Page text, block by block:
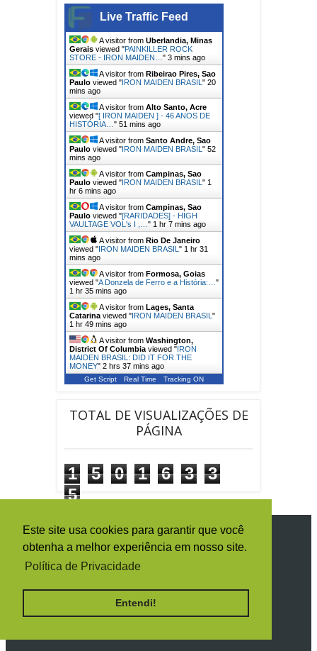
Este site usa cookies para garantir que você
obtenha a melhor experiência em nosso site.
Política de Privacidade
Entendi!
Live Traffic Feed
A visitor from Uberlandia, Minas
Gerais viewed "PAINKILLER ROCK
STORE - IRON MAIDEN… " 3 mins ago
A visitor from Ribeirao Pires, Sao
Paulo viewed "IRON MAIDEN BRASIL " 20
mins ago
A visitor from Alto Santo, Acre
viewed "[ IRON MAIDEN ] - 46 ANOS DE
HISTÓRIA… " 51 mins ago
A visitor from Santo Andre, Sao
Paulo viewed "IRON MAIDEN BRASIL " 52
mins ago
A visitor from Campinas, Sao
Paulo viewed "IRON MAIDEN BRASIL " 1
hr 6 mins ago
A visitor from Campinas, Sao
Paulo viewed "[RARIDADES] - HIGH
VAULTAGE VOL's I ,… " 1 hr 7 mins ago
A visitor from Rio De Janeiro
viewed "IRON MAIDEN BRASIL " 1 hr 31
mins ago
A visitor from Formosa, Goias
viewed "A Donzela de Ferro e a História:… "
1 hr 35 mins ago
A visitor from Lages, Santa
Catarina viewed "IRON MAIDEN BRASIL "
1 hr 49 mins ago
A visitor from Washington,
District Of Columbia viewed "IRON
MAIDEN BRASIL: DID IT FOR THE
MONEY" 2 hrs 37 mins ago
Get Script Real Time Tracking ON
TOTAL DE VISUALIZAÇÕES DE
PÁGINA
1 5 0 1 6 3
3
5
SIGA O IRON MAIDEN BRASIL